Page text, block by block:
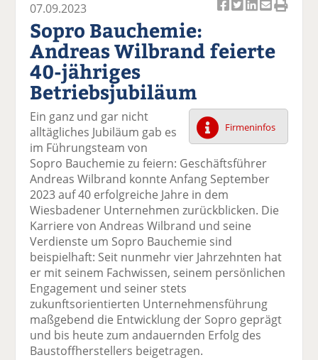
k
F
ac
e
b
o
o
k
te
il
e
n
k
tt
er
n
k
Li
n
k
e
di
te
il
n
k
E
m
ai
l
v
se
e
n
k
ck
e
n
07.09.2023
Sopro Bauchemie:
Andreas Wilbrand feierte
40-jähriges
Betriebsjubiläum
Firmeninfos
Ein ganz und gar nicht
alltägliches Jubiläum gab es
im Führungsteam von
Sopro Bauchemie zu feiern: Geschäftsführer
Andreas Wilbrand konnte Anfang September
2023 auf 40 erfolgreiche Jahre in dem
Wiesbadener Unternehmen zurückblicken. Die
Karriere von Andreas Wilbrand und seine
Verdienste um Sopro Bauchemie sind
beispielhaft: Seit nunmehr vier Jahrzehnten hat
er mit seinem Fachwissen, seinem persönlichen
Engagement und seiner stets
zukunftsorientierten Unternehmensführung
maßgebend die Entwicklung der Sopro geprägt
und bis heute zum andauernden Erfolg des
Baustoffherstellers beigetragen.